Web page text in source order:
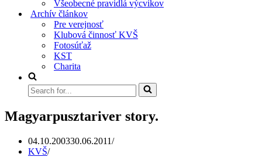
Všeobecné pravidlá výcvikov
Archív článkov
Pre verejnosť
Klubová činnosť KVŠ
Fotosúťaž
KST
Charita
Search
for...
Magyarpusztariver story.
04.10.200330.06.2011
KVŠ